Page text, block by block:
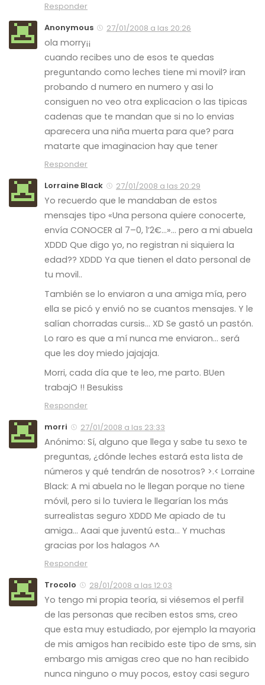
Responder
Anonymous
27/01/2008 a las 20:26
ola morry¡¡
cuando recibes uno de esos te quedas
preguntando como leches tiene mi movil? iran
probando d numero en numero y asi lo
consiguen no veo otra explicacion o las tipicas
cadenas que te mandan que si no lo envias
aparecera una niña muerta para que? para
matarte que imaginacion hay que tener
Responder
Lorraine Black
27/01/2008 a las 20:29
Yo recuerdo que le mandaban de estos
mensajes tipo «Una persona quiere conocerte,
envía CONOCER al 7–0, 1’2€…»… pero a mi abuela
XDDD Que digo yo, no registran ni siquiera la
edad?? XDDD Ya que tienen el dato personal de
tu movil..
También se lo enviaron a una amiga mía, pero
ella se picó y envió no se cuantos mensajes. Y le
salían chorradas cursis… XD Se gastó un pastón.
Lo raro es que a mí nunca me enviaron… será
que les doy miedo jajajaja.
Morri, cada día que te leo, me parto. BUen
trabajO !! Besukiss
Responder
morri
27/01/2008 a las 23:33
Anónimo: Sí, alguno que llega y sabe tu sexo te
preguntas, ¿dónde leches estará esta lista de
números y qué tendrán de nosotros? >.< Lorraine
Black: A mi abuela no le llegan porque no tiene
móvil, pero si lo tuviera le llegarían los más
surrealistas seguro XDDD Me apiado de tu
amiga… Aaai que juventú esta… Y muchas
gracias por los halagos ^^
Responder
Trocolo
28/01/2008 a las 12:03
Yo tengo mi propia teoría, si viésemos el perfil
de las personas que reciben estos sms, creo
que esta muy estudiado, por ejemplo la mayoria
de mis amigos han recibido este tipo de sms, sin
embargo mis amigas creo que no han recibido
nunca ninguno o muy pocos, estoy casi seguro